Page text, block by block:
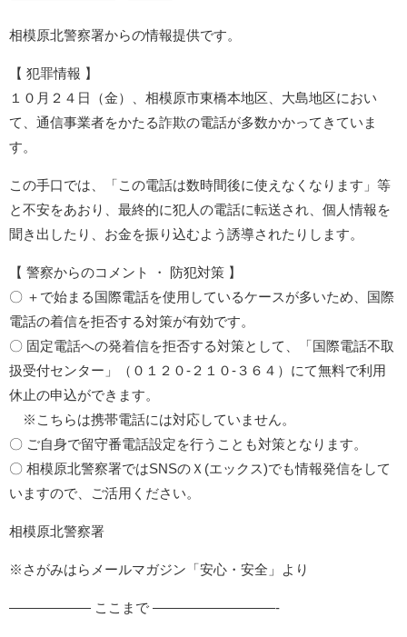
相模原北警察署からの情報提供です。
【 犯罪情報 】
１０月２４日（金）、相模原市東橋本地区、大島地区におい
て、通信事業者をかたる詐欺の電話が多数かかってきていま
す。
この手口では、「この電話は数時間後に使えなくなります」等
と不安をあおり、最終的に犯人の電話に転送され、個人情報を
聞き出したり、お金を振り込むよう誘導されたりします。
【 警察からのコメント ・ 防犯対策 】
〇 ＋で始まる国際電話を使用しているケースが多いため、国際
電話の着信を拒否する対策が有効です。
〇 固定電話への発着信を拒否する対策として、「国際電話不取
扱受付センター」（０１２０-２１０-３６４）にて無料で利用
休止の申込ができます。
※こちらは携帯電話には対応していません。
〇 ご自身で留守番電話設定を行うことも対策となります。
〇 相模原北警察署ではSNSのＸ(エックス)でも情報発信をして
いますので、ご活用ください。
相模原北警察署
※さがみはらメールマガジン「安心・安全」より
—————— ここまで —————————-